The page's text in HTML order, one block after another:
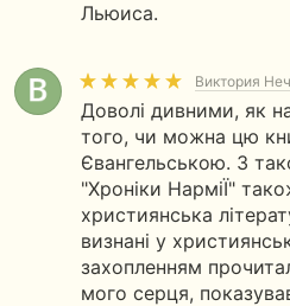
Льюиса.
Виктория
Доволі дивними, як
того, чи можна цю
Євангельською. З
"Хроніки НарміЇ"
християнська
визнані у
захопленням
мого серця,